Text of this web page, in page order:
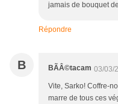
jamais de bouquet
Répondre
B BÃÂ©tacam 03/03/
Vite, Sarko! Coffre-
marre de tous ces